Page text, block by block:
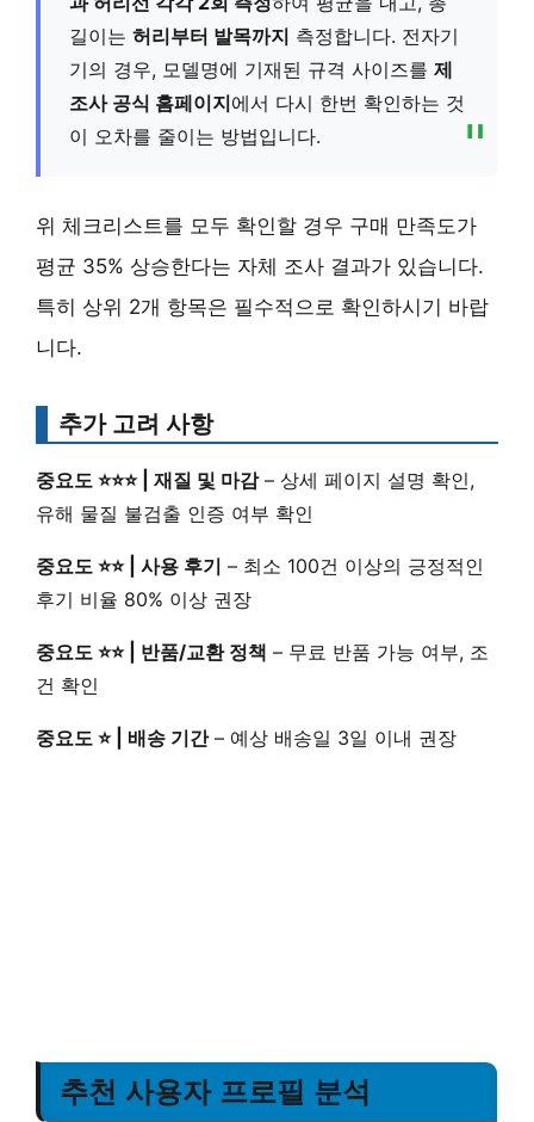
길이는 허리부터 발목까지 측정합니다. 전자기
기의 경우, 모델명에 기재된 규격 사이즈를 제
조사 공식 홈페이지에서 다시 한번 확인하는 것
이 오차를 줄이는 방법입니다.
위 체크리스트를 모두 확인할 경우 구매 만족도가
평균 35% 상승한다는 자체 조사 결과가 있습니다.
특히 상위 2개 항목은 필수적으로 확인하시기 바랍
니다.
추가 고려 사항
중요도 ⭐⭐⭐ | 재질 및 마감– 상세 페이지 설명 확인,
유해 물질 불검출 인증 여부 확인
중요도 ⭐⭐ | 사용 후기 – 최소 100건 이상의 긍정적인
후기 비율 80% 이상 권장
중요도 ⭐⭐ | 반품/교환 정책 – 무료 반품 가능 여부, 조
건 확인
중요도 ⭐ | 배송 기간– 예상 배송일 3일 이내 권장
추천 사용자 프로필 분석